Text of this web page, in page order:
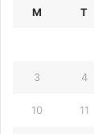
M T
3 4
10 11